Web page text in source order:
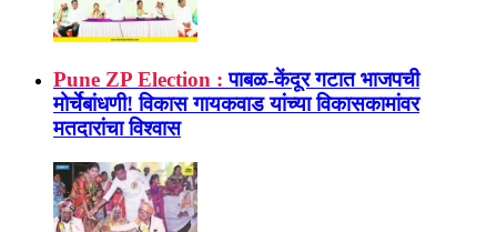
Pune ZP Election : पाबळ-केंदूर गटात भाजपची
मोर्चेबांधणी! विकास गायकवाड यांच्या विकासकामांवर
मतदारांचा विश्वास